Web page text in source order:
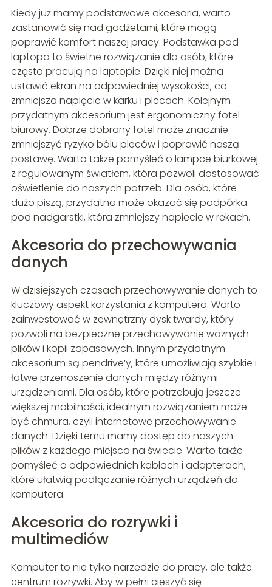
Kiedy już mamy podstawowe akcesoria, warto
zastanowić się nad gadżetami, które mogą
poprawić komfort naszej pracy. Podstawka pod
laptopa to świetne rozwiązanie dla osób, które
często pracują na laptopie. Dzięki niej można
ustawić ekran na odpowiedniej wysokości, co
zmniejsza napięcie w karku i plecach. Kolejnym
przydatnym akcesorium jest ergonomiczny fotel
biurowy. Dobrze dobrany fotel może znacznie
zmniejszyć ryzyko bólu pleców i poprawić naszą
postawę. Warto także pomyśleć o lampce biurkowej
z regulowanym światłem, która pozwoli dostosować
oświetlenie do naszych potrzeb. Dla osób, które
dużo piszą, przydatna może okazać się podpórka
pod nadgarstki, która zmniejszy napięcie w rękach.
Akcesoria do przechowywania
danych
W dzisiejszych czasach przechowywanie danych to
kluczowy aspekt korzystania z komputera. Warto
zainwestować w zewnętrzny dysk twardy, który
pozwoli na bezpieczne przechowywanie ważnych
plików i kopii zapasowych. Innym przydatnym
akcesorium są pendrive’y, które umożliwiają szybkie i
łatwe przenoszenie danych między różnymi
urządzeniami. Dla osób, które potrzebują jeszcze
większej mobilności, idealnym rozwiązaniem może
być chmura, czyli internetowe przechowywanie
danych. Dzięki temu mamy dostęp do naszych
plików z każdego miejsca na świecie. Warto także
pomyśleć o odpowiednich kablach i adapterach,
które ułatwią podłączanie różnych urządzeń do
komputera.
Akcesoria do rozrywki i
multimediów
Komputer to nie tylko narzędzie do pracy, ale także
centrum rozrywki. Aby w pełni cieszyć się